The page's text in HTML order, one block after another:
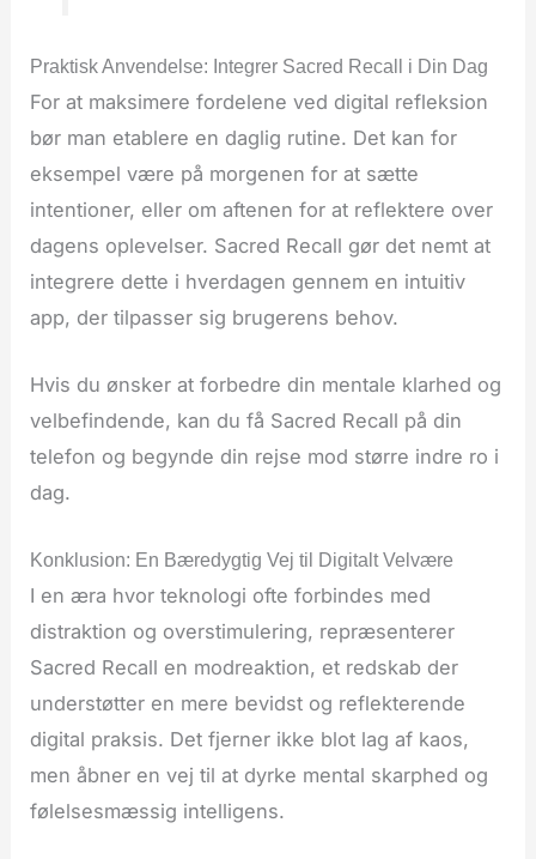
Praktisk Anvendelse: Integrer Sacred Recall i Din Dag
For at maksimere fordelene ved digital refleksion
bør man etablere en daglig rutine. Det kan for
eksempel være på morgenen for at sætte
intentioner, eller om aftenen for at reflektere over
dagens oplevelser. Sacred Recall gør det nemt at
integrere dette i hverdagen gennem en intuitiv
app, der tilpasser sig brugerens behov.
Hvis du ønsker at forbedre din mentale klarhed og
velbefindende, kan du få Sacred Recall på din
telefon og begynde din rejse mod større indre ro i
dag.
Konklusion: En Bæredygtig Vej til Digitalt Velvære
I en æra hvor teknologi ofte forbindes med
distraktion og overstimulering, repræsenterer
Sacred Recall en modreaktion, et redskab der
understøtter en mere bevidst og reflekterende
digital praksis. Det fjerner ikke blot lag af kaos,
men åbner en vej til at dyrke mental skarphed og
følelsesmæssig intelligens.